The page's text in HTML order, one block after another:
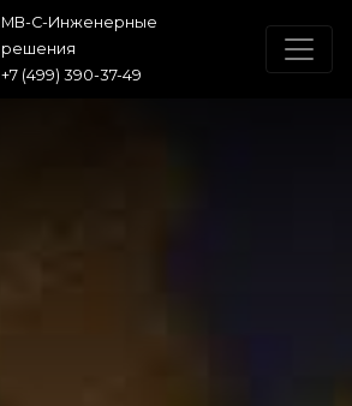
МВ-С-Инженерные
решения
+7 (499) 390-37-49